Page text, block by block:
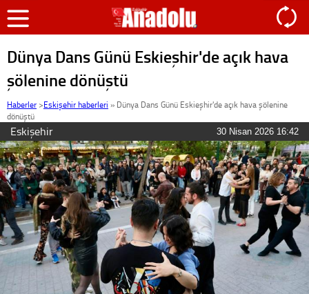
Dünya Dans Günü Eskieşhir'de açık hava
şölenine dönüştü
Haberler >Eskişehir haberleri » Dünya Dans Günü Eskieşhir'de açık hava şölenine
dönüştü
Eskişehir 30 Nisan 2026 16:42